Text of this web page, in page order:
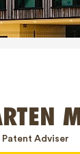
Patent Adviser